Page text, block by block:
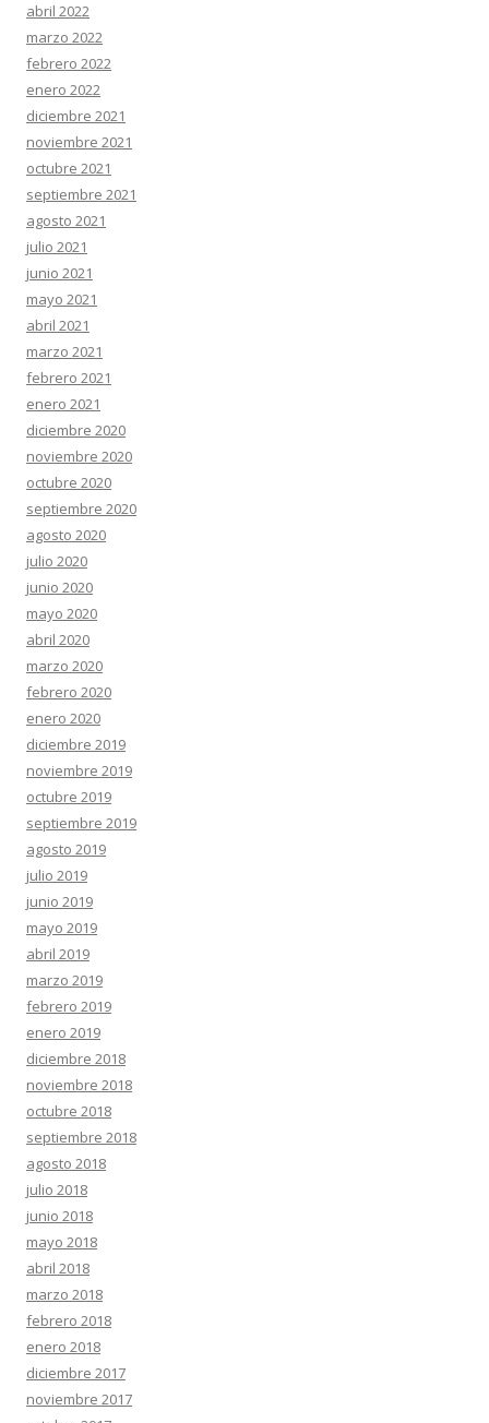
abril 2022
marzo 2022
febrero 2022
enero 2022
diciembre 2021
noviembre 2021
octubre 2021
septiembre 2021
agosto 2021
julio 2021
junio 2021
mayo 2021
abril 2021
marzo 2021
febrero 2021
enero 2021
diciembre 2020
noviembre 2020
octubre 2020
septiembre 2020
agosto 2020
julio 2020
junio 2020
mayo 2020
abril 2020
marzo 2020
febrero 2020
enero 2020
diciembre 2019
noviembre 2019
octubre 2019
septiembre 2019
agosto 2019
julio 2019
junio 2019
mayo 2019
abril 2019
marzo 2019
febrero 2019
enero 2019
diciembre 2018
noviembre 2018
octubre 2018
septiembre 2018
agosto 2018
julio 2018
junio 2018
mayo 2018
abril 2018
marzo 2018
febrero 2018
enero 2018
diciembre 2017
noviembre 2017